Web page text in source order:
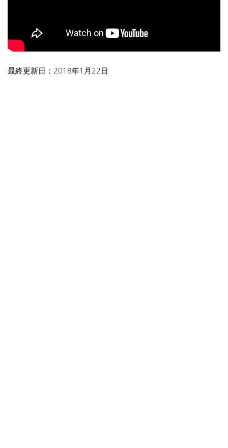
最終更新日：2018年1月22日